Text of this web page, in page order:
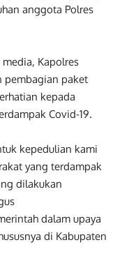
anggota Polres
Kapolres
pembagian paket
kepada
Covid-19.
kepedulian kami
yang terdampak
dilakukan
dalam upaya
di Kabupaten